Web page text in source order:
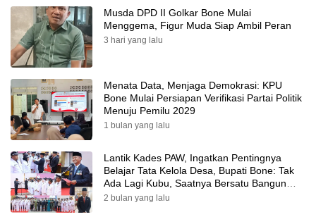
Musda DPD II Golkar Bone Mulai
Menggema, Figur Muda Siap Ambil Peran
3 hari yang lalu
Menata Data, Menjaga Demokrasi: KPU
Bone Mulai Persiapan Verifikasi Partai Politik
Menuju Pemilu 2029
1 bulan yang lalu
Lantik Kades PAW, Ingatkan Pentingnya
Belajar Tata Kelola Desa, Bupati Bone: Tak
Ada Lagi Kubu, Saatnya Bersatu Bangun
Desa
2 bulan yang lalu